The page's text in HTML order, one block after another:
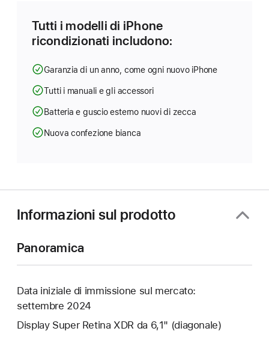
nuova
finestra)
Tutti i modelli di iPhone
ricondizionati includono:
Garanzia di un anno, come ogni nuovo iPhone
Tutti i manuali e gli accessori
Batteria e guscio esterno nuovi di zecca
Nuova confezione bianca
Informazioni sul prodotto
Panoramica
Data iniziale di immissione sul mercato:
settembre 2024
Display Super Retina XDR da 6,1" (diagonale)